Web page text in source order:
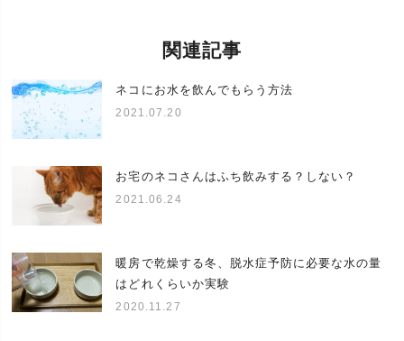
猫種
種
体の大きさ
小型、中型、大型
猫の年齢
子猫、成猫、高齢猫(老猫/シニア猫/年寄り猫)
贈り物
当店のヘルスウォーターシリーズはプレゼントにも
好評です。
プレゼント(贈り物、ギフト)にオススメです。誕生日
(バースデー)、クリスマス、お正月、猫の日、長寿、
気軽にお問い合わせください。
特集
日頃抱えているお悩みやあったらいいなをサポート
する企画『ネコさんとの暮らしの大辞典』ランキン
グ常連の人気商品、福袋、セットなど。安い、お得
関連記事
ネコにお水を飲んでもらう方法
2021.07.20
お宅のネコさんはふち飲みする？しない？
2021.06.24
暖房で乾燥する冬、脱水症予防に必要な水の量
はどれくらいか実験
2020.11.27